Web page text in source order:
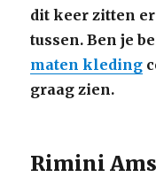
dit keer zitten
tussen. Ben je
maten kleding
graag zien.
Rimini